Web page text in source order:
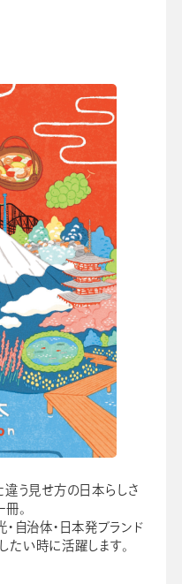
違う見せ方の日本らしさ
。
自治体・日本発ブランド
たい時に活躍します。